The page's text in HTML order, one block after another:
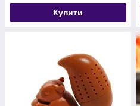
Купити